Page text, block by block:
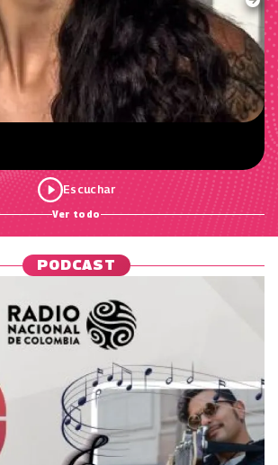
Ver todo
PODCAST